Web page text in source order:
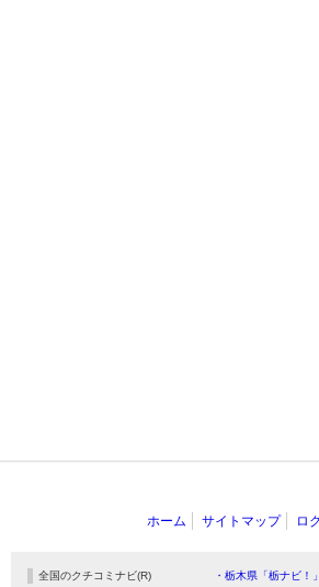
ホーム サイトマップ ロ
全国のクチコミナビ(R) ・栃木県「栃ナビ！」